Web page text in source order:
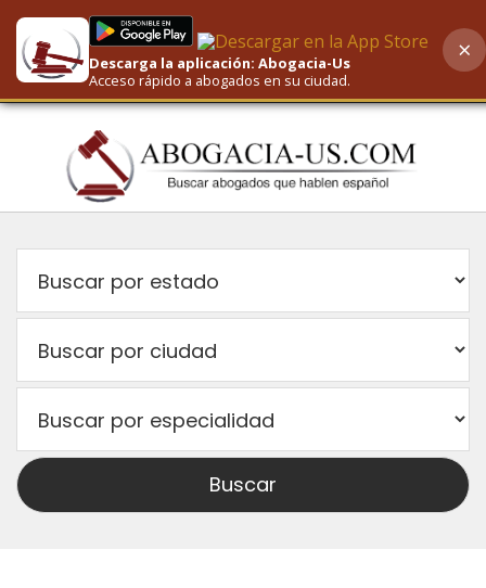
AI-Powered Search
Descarga la aplicación: Abogacia-Us
Acceso rápido a abogados en su ciudad.
×